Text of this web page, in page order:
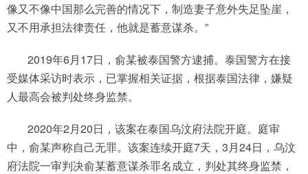
像又不像中国那么完善的情况下，制造妻子意外失足坠崖，
又不用承担法律责任，他就是蓄意谋杀。”
2019年6月17日，俞某被泰国警方逮捕。泰国警方在接
受媒体采访时表示，已掌握相关证据，根据泰国法律，嫌疑
人最高会被判处终身监禁。
2020年2月20日，该案在泰国乌汶府法院开庭。庭审
中，俞某声称自己无罪。该案连续开庭7天，3月24日，乌汶
府法院一审判决俞某蓄意谋杀罪名成立，判处其终身监禁，